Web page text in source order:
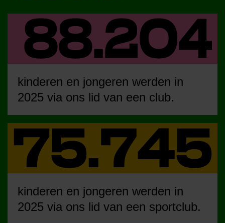
kinderen en jongeren werden in
2025 via ons lid van een club.
kinderen en jongeren werden in
2025 via ons lid van een sportclub.